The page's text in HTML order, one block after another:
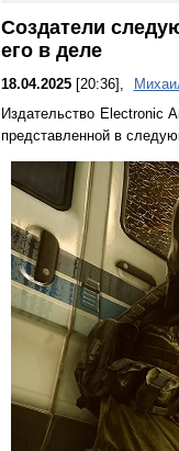
Создатели
его в деле
18.04.2025[20:36],
Издательство Electronic
представленной в